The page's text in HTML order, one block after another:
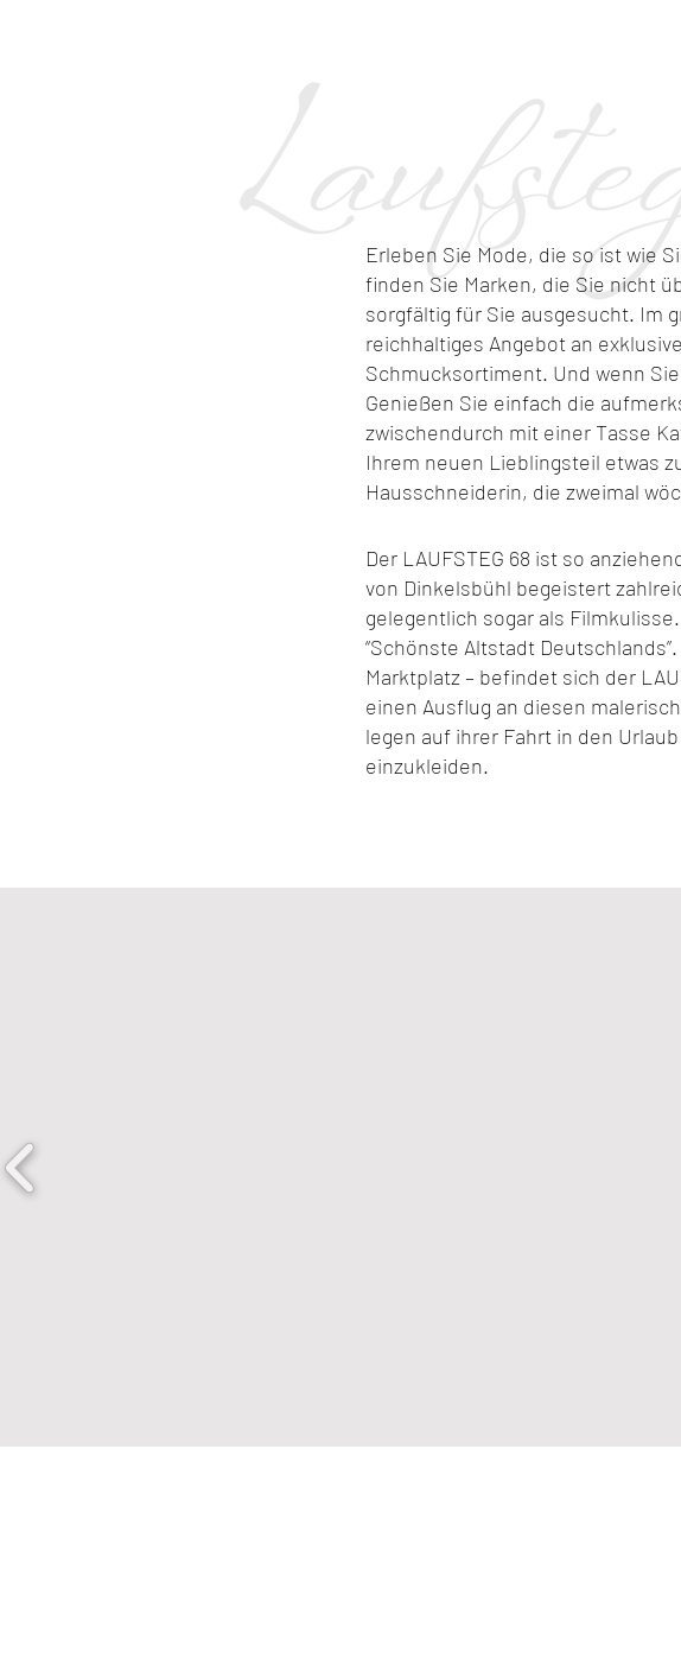
Erleben Sie Mode, die so ist wie
finden Sie Marken, die Sie nicht
sorgfältig für Sie ausgesucht. Im
reichhaltiges Angebot an
Schmucksortiment. Und wenn
Genießen Sie einfach die
zwischendurch mit einer Tasse
Ihrem neuen Lieblingsteil etwas
Hausschneiderin, die zweimal
Der LAUFSTEG 68 ist so
von Dinkelsbühl begeistert
gelegentlich sogar als
“Schönste Altstadt
Marktplatz – befindet sich der
einen Ausflug an diesen
legen auf ihrer Fahrt in den
einzukleiden.